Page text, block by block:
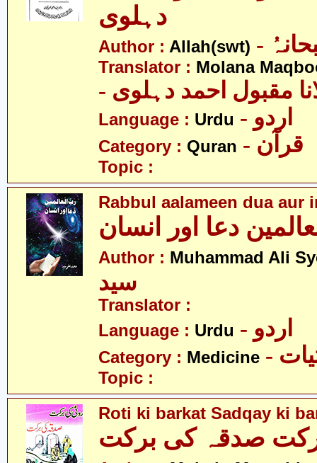
دہلوی
Author : Allah(swt)
Translator : Molana
مقبول احمد دہلوی
Language : Urdu - اردو
Category : Quran - قرآن
Topic :
Rabbul aalameen dua aur
دعا اور انسان
Author : Muhammad Ali
سید
Translator :
Language : Urdu - اردو
Category : Medicine
Topic :
Roti ki barkat Sadqay ki
صدقہ کی برکت